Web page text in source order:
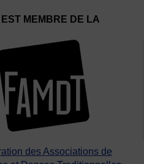
EST MEMBRE DE LA
des Associations de